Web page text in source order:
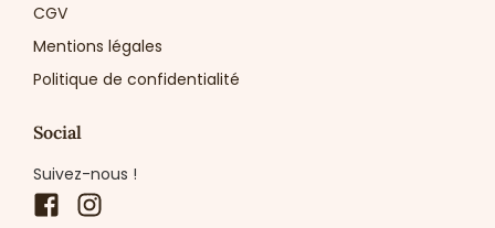
CGV
Mentions légales
Politique de confidentialité
Social
Suivez-nous !
Facebook